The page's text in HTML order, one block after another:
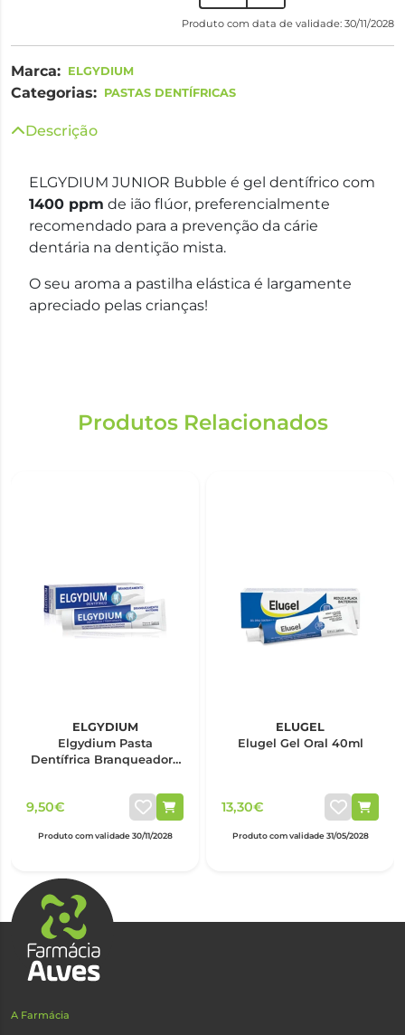
Produto com data de validade: 30/11/2028
Marca: ELGYDIUM
Categorias: PASTAS DENTÍFRICAS
Descrição
ELGYDIUM JUNIOR Bubble é gel dentífrico com
1400 ppm de ião flúor, preferencialmente
recomendado para a prevenção da cárie
dentária na dentição mista.
O seu aroma a pastilha elástica é largamente
apreciado pelas crianças!
Produtos Relacionados
ELGYDIUM
Elgydium Pasta
Dentífrica Branqueadora
9,50€
Produto com validade 30/11/2028
ELUGEL
Elugel Gel Oral 40ml
13,30€
Produto com validade 31/05/2028
A Farmácia